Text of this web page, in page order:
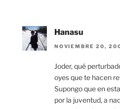
Hanasu
NOVIEMBRE 20,
Joder, qué
oyes que te hacen
Supongo que en
por la juventud, a